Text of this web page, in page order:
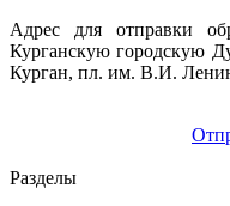
Адрес для отправки
Курганскую городскую
Курган, пл. им. В.И.
Разделы